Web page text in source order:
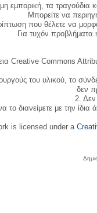
μη εμπορική, τα τραγούδια
Μπορείτε να
που θέλετε να
Για τυχόν προβλήματα
Creative Commons
του υλικού, το
δεν
2. Δεν
διανείμετε με την
is licensed under a